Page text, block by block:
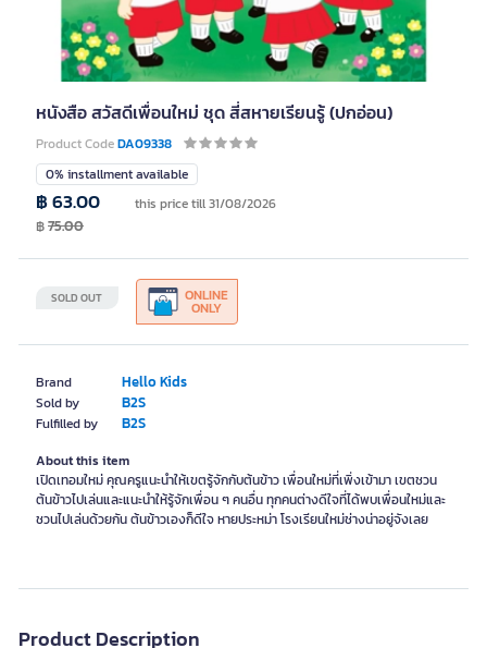
หนังสือ สวัสดีเพื่อนใหม่ ชุด สี่สหายเรียนรู้ (ปกอ่อน)
Product CodeDA09338
Brand Hello Kids
Sold by B2S
Fulfilled by B2S
0% installment available
SOLD OUT ONLINE
ONLY
฿ 63.00 this price till 31/08/2026
฿75.00
About this item
เปิดเทอมใหม่ คุณครูแนะนำให้เขตรู้จักกับต้นข้าว เพื่อนใหม่ที่เพิ่งเข้ามา เขตชวน
ต้นข้าวไปเล่นและแนะนำให้รู้จักเพื่อน ๆ คนอื่น ทุกคนต่างดีใจที่ได้พบเพื่อนใหม่และ
ชวนไปเล่นด้วยกัน ต้นข้าวเองก็ดีใจ หายประหม่า โรงเรียนใหม่ช่างน่าอยู่จังเลย
Product Description